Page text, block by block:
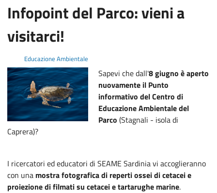
Infopoint del Parco: vieni a
visitarci!
Educazione Ambientale
Sapevi che dall'8 giugno è aperto
nuovamente il Punto
informativo del Centro di
Educazione Ambientale del
Parco (Stagnali - isola di
Caprera)?
I ricercatori ed educatori di SEAME Sardinia vi accoglieranno
con una mostra fotografica di reperti ossei di cetacei e
proiezione di filmati su cetacei e tartarughe marine.